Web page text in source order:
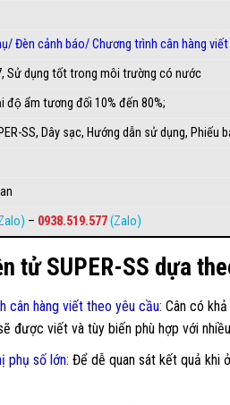
/Đèn cảnh báo/Chương trình cân hàng
Sử dụng tốt trong môi trường có nước
độ ẩm tương đối 10% đến 80%;
SS, Dây sạc, Hướng dẫn sử dụng,
– 0938.519.577(Zalo)
tử SUPER-SS dựa
cân hàng viết theo yêu cầu: Cân có
được viết và tùy biến phù hợp với
phụ số lớn: Để dễ quan sát kết quả khi